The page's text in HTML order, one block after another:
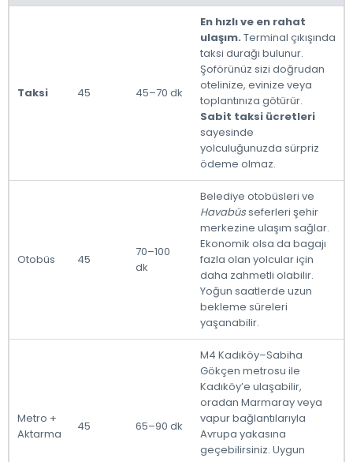
Taksi 45 45–70 dk
En hızlı ve en rahat
ulaşım. Terminal çıkışında
taksi durağı bulunur.
Şoförünüz sizi doğrudan
otelinize, evinize veya
toplantınıza götürür.
Sabit taksi ücretleri
sayesinde
yolculuğunuzda sürpriz
ödeme olmaz.
Otobüs 45
70–100
dk
Belediye otobüsleri ve
Havabüsseferleri şehir
merkezine ulaşım sağlar.
Ekonomik olsa da bagajı
fazla olan yolcular için
daha zahmetli olabilir.
Yoğun saatlerde uzun
bekleme süreleri
yaşanabilir.
Metro +
Aktarma
45 65–90 dk
M4 Kadıköy–Sabiha
Gökçen metrosu ile
Kadıköy’e ulaşabilir,
oradan Marmaray veya
vapur bağlantılarıyla
Avrupa yakasına
geçebilirsiniz. Uygun